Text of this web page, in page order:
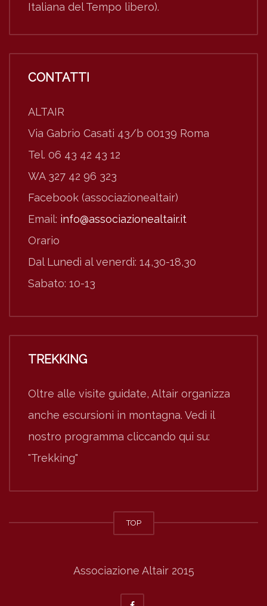
Italiana del Tempo libero).
CONTATTI
ALTAIR
Via Gabrio Casati 43/b 00139 Roma
Tel. 06 43 42 43 12
WA 327 42 96 323
Facebook (associazionealtair)
Email: info@associazionealtair.it
Orario
Dal Lunedì al venerdì: 14,30-18,30
Sabato: 10-13
TREKKING
Oltre alle visite guidate, Altair organizza
anche escursioni in montagna. Vedi il
nostro programma cliccando qui su:
"Trekking"
TOP
Associazione Altair 2015